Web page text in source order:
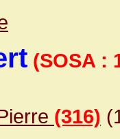
(SOSA :
(316)